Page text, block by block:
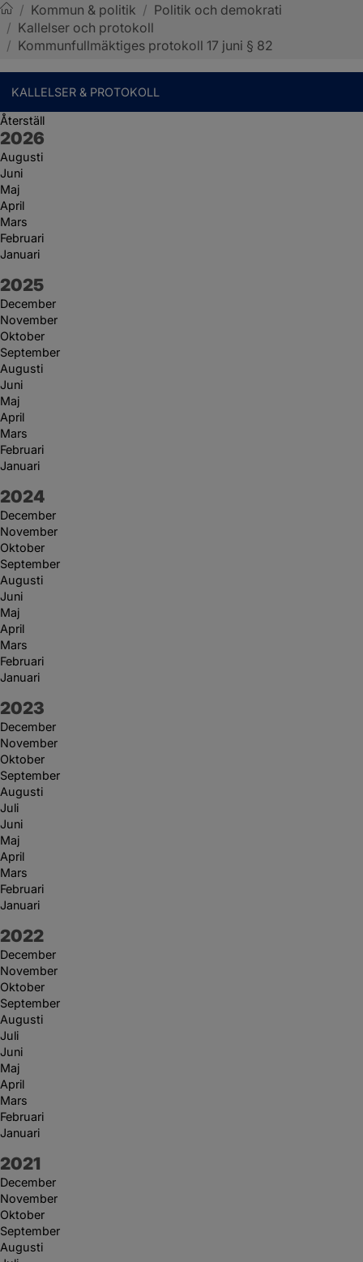
Sotenäs kommun
/ Kommun & politik / Politik och demokrati
/ Kallelser och protokoll
/ Kommunfullmäktiges protokoll 17 juni § 82
KALLELSER & PROTOKOLL
Återställ
År:
2026
Augusti
Juni
Maj
April
Mars
Februari
Januari
År:
2025
December
November
Oktober
September
Augusti
Juni
Maj
April
Mars
Februari
Januari
År:
2024
December
November
Oktober
September
Augusti
Juni
Maj
April
Mars
Februari
Januari
År:
2023
December
November
Oktober
September
Augusti
Juli
Juni
Maj
April
Mars
Februari
Januari
År:
2022
December
November
Oktober
September
Augusti
Juli
Juni
Maj
April
Mars
Februari
Januari
År:
2021
December
November
Oktober
September
Augusti